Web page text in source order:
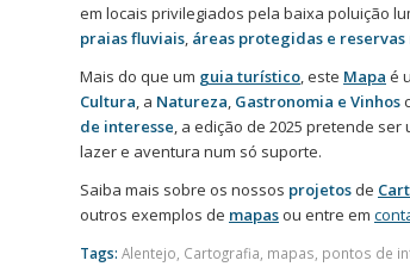
em locais privilegiados pela baixa poluição
praias fluviais, áreas protegidas e
Mais do que um guia turístico, este Mapa é
Cultura, a Natureza, Gastronomia e Vinhos
de interesse, a edição de 2025 pretende
lazer e aventura num só suporte.
Saiba mais sobre os nossos projetos de
outros exemplos de mapas ou entre em
Tags: Alentejo Cartografia mapas pontos de